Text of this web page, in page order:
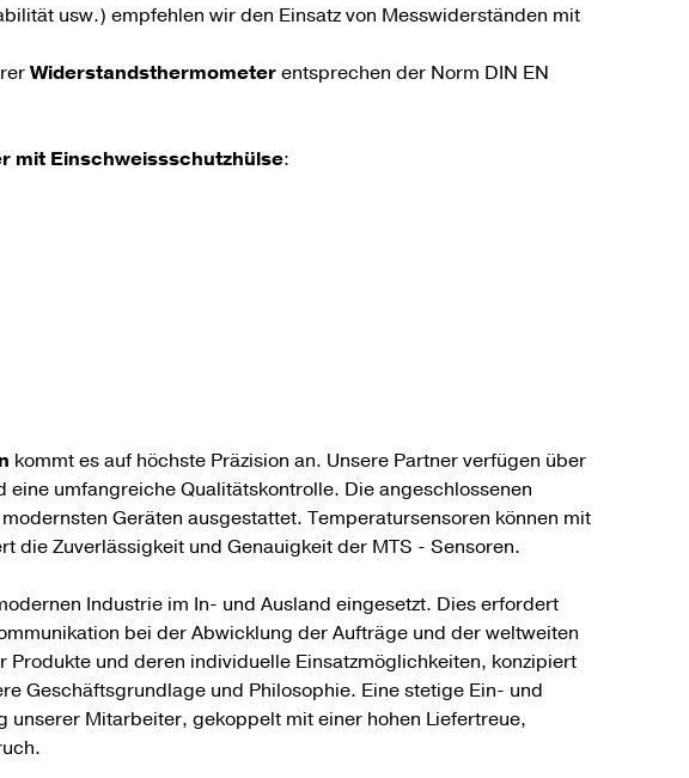
usw.) empfehlen wir den Einsatz von Messwiderständen mit
Widerstandsthermometerentsprechen der Norm DIN EN
mit Einschweissschutzhülse:
kommt es auf höchste Präzision an. Unsere Partner verfügen über
umfangreiche Qualitätskontrolle. Die angeschlossenen
Geräten ausgestattet. Temperatursensoren können mit
die Zuverlässigkeit und Genauigkeit der MTS - Sensoren.
Industrie im In- und Ausland eingesetzt. Dies erfordert
bei der Abwicklung der Aufträge und der weltweiten
und deren individuelle Einsatzmöglichkeiten, konzipiert
Geschäftsgrundlage und Philosophie. Eine stetige Ein- und
Mitarbeiter, gekoppelt mit einer hohen Liefertreue,